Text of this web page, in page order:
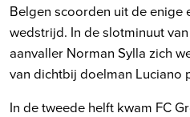
Belgen scoorden uit de enige
wedstrijd. In de slotminuut
aanvaller Norman Sylla zich
van dichtbij doelman Luciano
In de tweede helft kwam FC